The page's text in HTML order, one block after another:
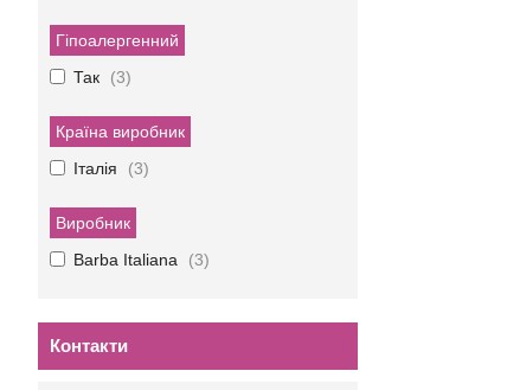
Гіпоалергенний
Так
3
Країна виробник
Італія
3
Виробник
Barba Italiana
3
Контакти